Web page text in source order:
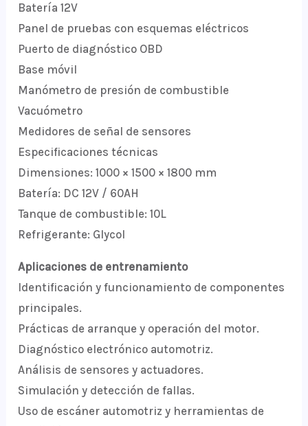
Batería 12V
Panel de pruebas con esquemas eléctricos
Puerto de diagnóstico OBD
Base móvil
Manómetro de presión de combustible
Vacuómetro
Medidores de señal de sensores
Especificaciones técnicas
Dimensiones: 1000 × 1500 × 1800 mm
Batería: DC 12V / 60AH
Tanque de combustible: 10L
Refrigerante: Glycol
Aplicaciones de entrenamiento
Identificación y funcionamiento de componentes
principales.
Prácticas de arranque y operación del motor.
Diagnóstico electrónico automotriz.
Análisis de sensores y actuadores.
Simulación y detección de fallas.
Uso de escáner automotriz y herramientas de